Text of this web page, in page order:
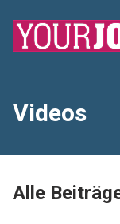
Videos
Alle